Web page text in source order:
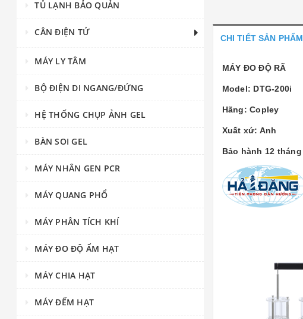
CHI TIẾT SẢN PHẨM
MÁY ĐO ĐỘ RÃ
Model: DTG-200i
Hãng: Copley
Xuất xứ: Anh
Bảo hành 12 tháng
TỦ LẠNH BẢO QUẢN
CÂN ĐIỆN TỬ
MÁY LY TÂM
BỘ ĐIỆN DI NGANG/ĐỨNG
HỆ THỐNG CHỤP ẢNH GEL
BÀN SOI GEL
MÁY NHÂN GEN PCR
MÁY QUANG PHỔ
MÁY PHÂN TÍCH KHÍ
MÁY ĐO ĐỘ ẨM HẠT
MÁY CHIA HẠT
MÁY ĐẾM HẠT